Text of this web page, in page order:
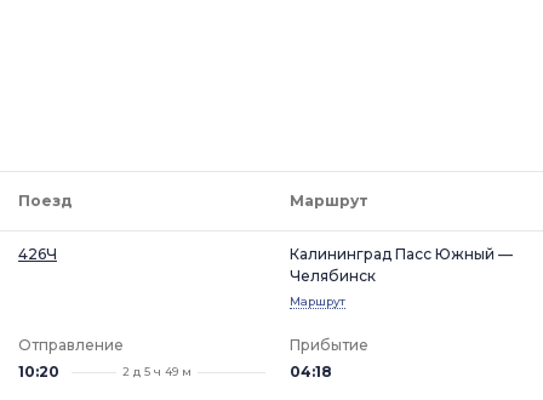
Поезд Маршрут
426Ч
Калининград Пасс Южный —
Челябинск
Маршрут
Отправление
10:20
2 д 5 ч 49 м
Прибытие
04:18